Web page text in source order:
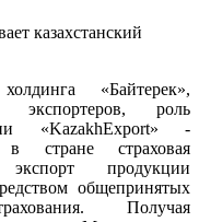
«Байтерек»,
экспортеров, роль
«KazakhExport» -
стране страховая
экспорт продукции
общепринятых
Получая